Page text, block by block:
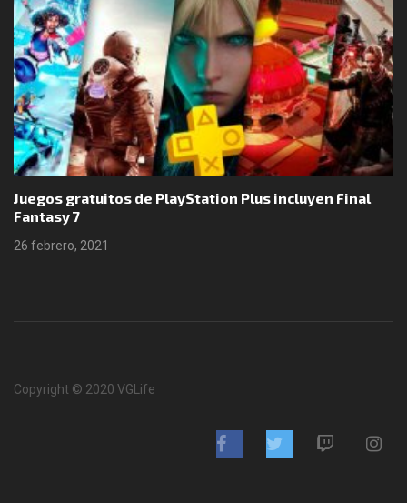
Juegos gratuitos de PlayStation Plus incluyen Final
Fantasy 7
26 febrero, 2021
Copyright © 2020 VGLife